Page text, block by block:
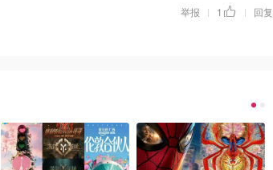
举报 | 1 | 回复